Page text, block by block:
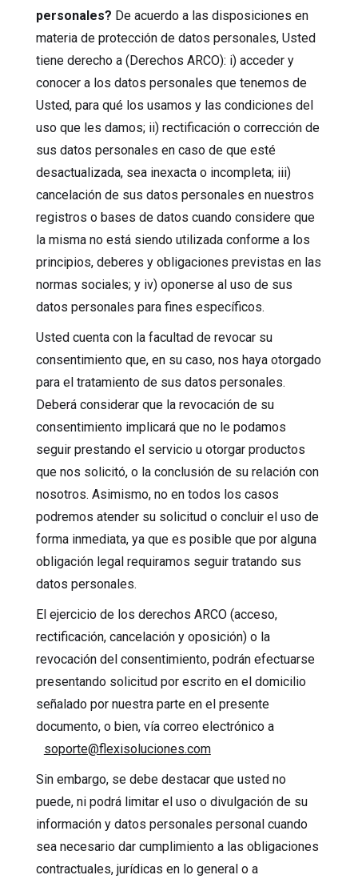
personales? De acuerdo a las disposiciones en
materia de protección de datos personales, Usted
tiene derecho a (Derechos ARCO): i) acceder y
conocer a los datos personales que tenemos de
Usted, para qué los usamos y las condiciones del
uso que les damos; ii) rectificación o corrección de
sus datos personales en caso de que esté
desactualizada, sea inexacta o incompleta; iii)
cancelación de sus datos personales en nuestros
registros o bases de datos cuando considere que
la misma no está siendo utilizada conforme a los
principios, deberes y obligaciones previstas en las
normas sociales; y iv) oponerse al uso de sus
datos personales para fines específicos.
Usted cuenta con la facultad de revocar su
consentimiento que, en su caso, nos haya otorgado
para el tratamiento de sus datos personales.
Deberá considerar que la revocación de su
consentimiento implicará que no le podamos
seguir prestando el servicio u otorgar productos
que nos solicitó, o la conclusión de su relación con
nosotros. Asimismo, no en todos los casos
podremos atender su solicitud o concluir el uso de
forma inmediata, ya que es posible que por alguna
obligación legal requiramos seguir tratando sus
datos personales.
El ejercicio de los derechos ARCO (acceso,
rectificación, cancelación y oposición) o la
revocación del consentimiento, podrán efectuarse
presentando solicitud por escrito en el domicilio
señalado por nuestra parte en el presente
documento, o bien, vía correo electrónico a
soporte@flexisoluciones.com
Sin embargo, se debe destacar que usted no
puede, ni podrá limitar el uso o divulgación de su
información y datos personales personal cuando
sea necesario dar cumplimiento a las obligaciones
contractuales, jurídicas en lo general o a